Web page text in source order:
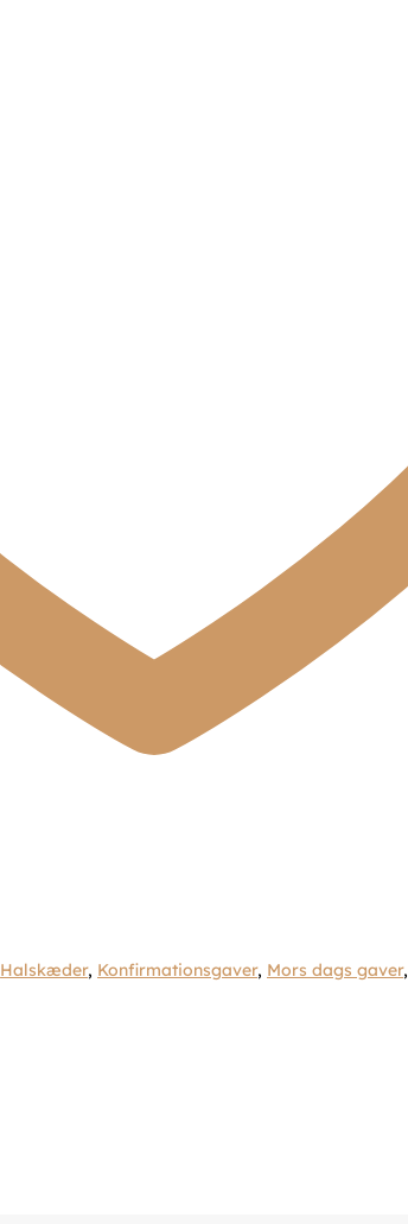
Halskæder, Konfirmationsgaver, Mors dags gaver,